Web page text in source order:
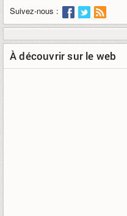
Suivez-nous :
À découvrir sur le web